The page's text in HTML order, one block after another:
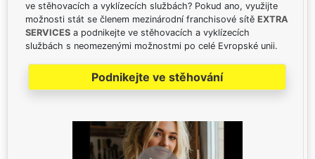
ve stěhovacích a vyklízecích službách? Pokud ano, využijte
možnosti stát se členem mezinárodní franchisové sítě EXTRA
SERVICES a podnikejte ve stěhovacích a vyklízecích
službách s neomezenými možnostmi po celé Evropské unii.
Podnikejte ve stěhování